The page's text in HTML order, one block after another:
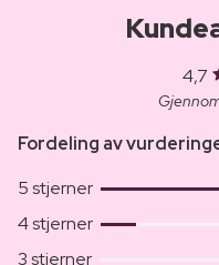
4,7
Fordeling av
5 stjerner
4 stjerner
3 stjerner